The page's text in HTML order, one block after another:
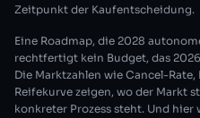
Zeitpunkt der Kaufentscheidung.
Eine Roadmap, die 2028
rechtfertigt kein Budget, das
Die Marktzahlen wie Cancel-
Reifekurve zeigen, wo der Markt
konkreter Prozess steht. Und